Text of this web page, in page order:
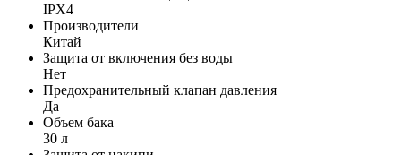
IPX4
Производители
Китай
Защита от включения без воды
Нет
Предохранительный клапан давления
Да
Объем бака
30 л